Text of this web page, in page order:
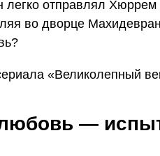
легко отправлял
во дворце
—